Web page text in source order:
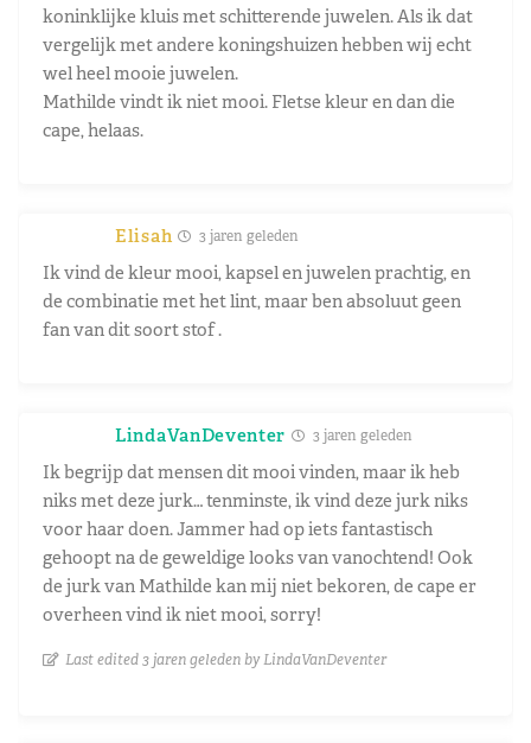
koninklijke kluis met schitterende juwelen. Als ik dat
vergelijk met andere koningshuizen hebben wij echt
wel heel mooie juwelen.
Mathilde vindt ik niet mooi. Fletse kleur en dan die
cape, helaas.
Elisah 3 jaren geleden
Ik vind de kleur mooi, kapsel en juwelen prachtig, en
de combinatie met het lint, maar ben absoluut geen
fan van dit soort stof .
LindaVanDeventer 3 jaren geleden
Ik begrijp dat mensen dit mooi vinden, maar ik heb
niks met deze jurk… tenminste, ik vind deze jurk niks
voor haar doen. Jammer had op iets fantastisch
gehoopt na de geweldige looks van vanochtend! Ook
de jurk van Mathilde kan mij niet bekoren, de cape er
overheen vind ik niet mooi, sorry!
Last edited 3 jaren geleden by LindaVanDeventer